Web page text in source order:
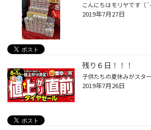
2019年7月27日
残り６日！！！
2019年7月26日